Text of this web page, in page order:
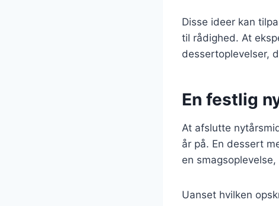
Disse ideer kan
til rådighed. At
dessertoplevelser,
En festlig
At afslutte
år på. En dessert
en
Uanset hvilken